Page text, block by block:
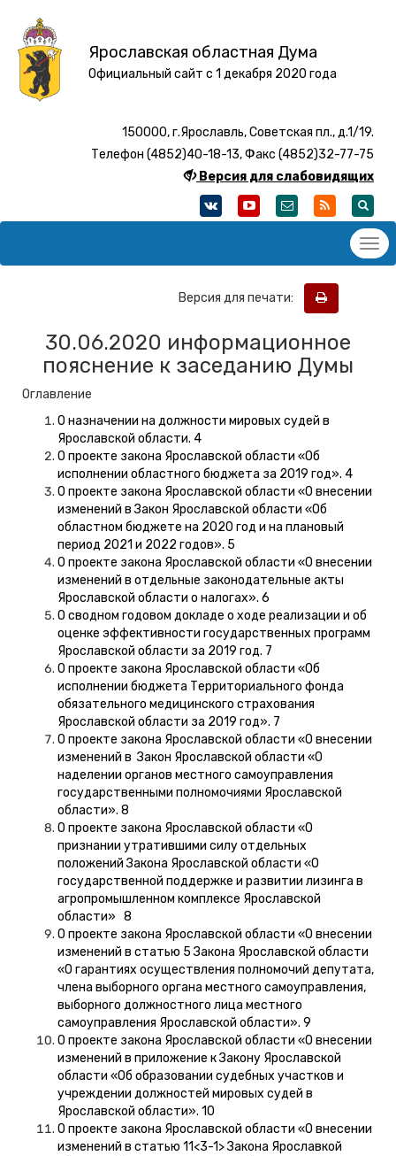
Ярославская областная Дума
Официальный сайт с 1 декабря 2020 года
150000, г.Ярославль, Советская пл., д.1/19.
Телефон (4852)40-18-13, Факс (4852)32-77-75
Версия для слабовидящих
Версия для печати:
30.06.2020 информационное
пояснение к заседанию Думы
Оглавление
О назначении на должности мировых судей в
Ярославской области. 4
О проекте закона Ярославской области «Об
исполнении областного бюджета за 2019 год». 4
О проекте закона Ярославской области «О внесении
изменений в Закон Ярославской области «Об
областном бюджете на 2020 год и на плановый
период 2021 и 2022 годов». 5
О проекте закона Ярославской области «О внесении
изменений в отдельные законодательные акты
Ярославской области о налогах». 6
О сводном годовом докладе о ходе реализации и об
оценке эффективности государственных программ
Ярославской области за 2019 год. 7
О проекте закона Ярославской области «Об
исполнении бюджета Территориального фонда
обязательного медицинского страхования
Ярославской области за 2019 год». 7
О проекте закона Ярославской области «О внесении
изменений в Закон Ярославской области «О
наделении органов местного самоуправления
государственными полномочиями Ярославской
области». 8
О проекте закона Ярославской области «О
признании утратившими силу отдельных
положений Закона Ярославской области «О
государственной поддержке и развитии лизинга в
агропромышленном комплексе Ярославской
области» 8
О проекте закона Ярославской области «О внесении
изменений в статью 5 Закона Ярославской области
«О гарантиях осуществления полномочий депутата,
члена выборного органа местного самоуправления,
выборного должностного лица местного
самоуправления Ярославской области». 9
О проекте закона Ярославской области «О внесении
изменений в приложение к Закону Ярославской
области «Об образовании судебных участков и
учреждении должностей мировых судей в
Ярославской области». 10
О проекте закона Ярославской области «О внесении
изменений в статью 11<3-1> Закона Ярославкой